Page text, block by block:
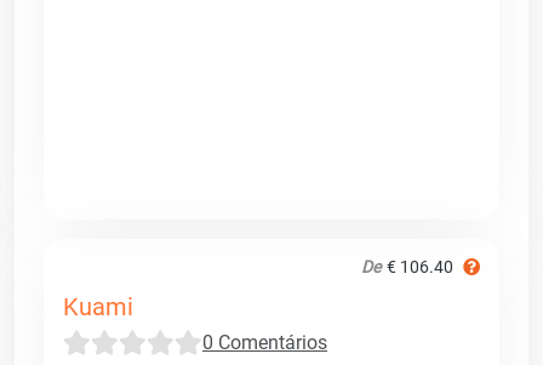
De € 106.40
Kuami
0 Comentários